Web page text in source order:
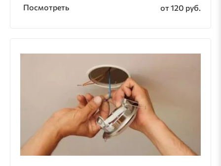
Посмотреть от 120 руб.